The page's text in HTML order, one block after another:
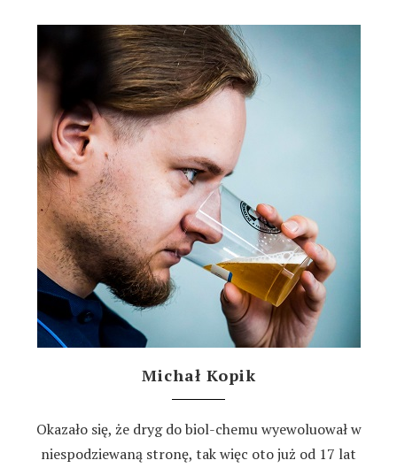
Michał Kopik
Okazało się, że dryg do biol-chemu wyewoluował w
niespodziewaną stronę, tak więc oto już od 17 lat